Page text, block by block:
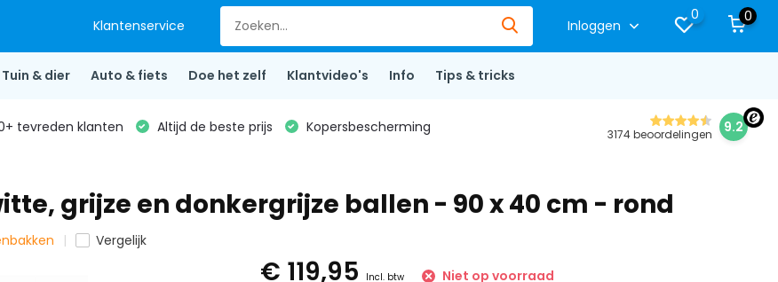
Klantenservice Inloggen
0 0
Tuin & dier Auto & fiets Doe het zelf Klantvideo's Info Tips & tricks
tevreden klanten Altijd de beste prijs Kopersbescherming 3174 beoordelingen 9.2
grijze en donkergrijze ballen - 90 x 40 cm - rond
Vergelijk
€ 119,95 Incl. btw
Niet op voorraad